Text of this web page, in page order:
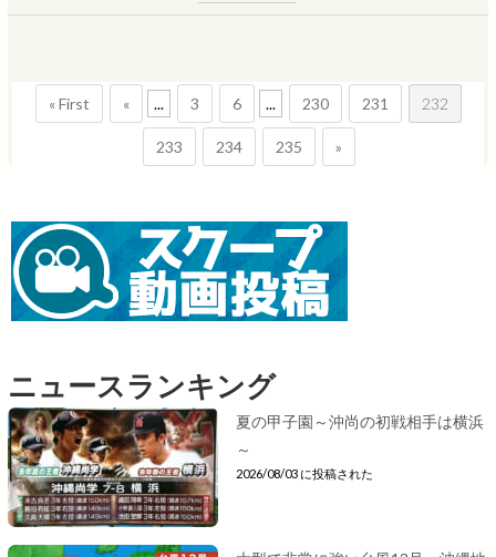
« First « ... 3 6 ... 230 231 232
233 234 235 »
ニュースランキング
夏の甲子園～沖尚の初戦相手は横浜
～
2026/08/03 に投稿された